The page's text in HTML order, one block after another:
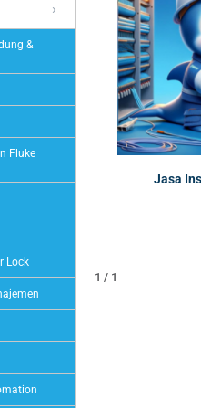
&
Fluke
Lock
Jasa
1 / 1